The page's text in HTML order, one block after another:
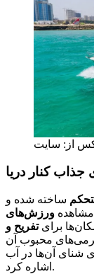
کنار دریا
ساخته شده و
ورزش‌های
برایتفریح و
محبوب آن
شنای آن‌ها در آب
اشاره کرد.